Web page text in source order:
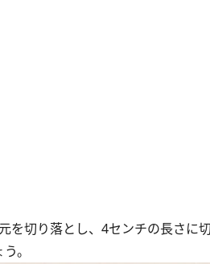
切り落とし、4センチの長さに
。